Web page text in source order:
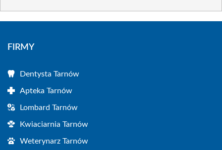
FIRMY
Dentysta Tarnów
Apteka Tarnów
Lombard Tarnów
Kwiaciarnia Tarnów
Weterynarz Tarnów